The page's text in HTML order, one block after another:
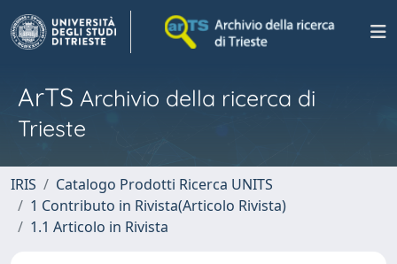
ArTS Archivio della ricerca di
Trieste
IRIS
Catalogo Prodotti Ricerca UNITS
1 Contributo in Rivista(Articolo Rivista)
1.1 Articolo in Rivista